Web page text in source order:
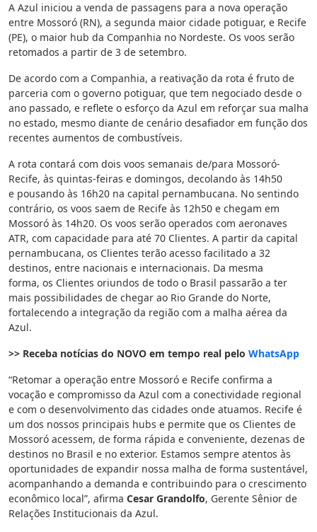
A Azul iniciou a venda de passagens para a nova operação
entre Mossoró (RN), a segunda maior cidade potiguar, e Recife
(PE), o maior hub da Companhia no Nordeste. Os voos serão
retomados a partir de 3 de setembro.
De acordo com a Companhia, a reativação da rota é fruto de
parceria com o governo potiguar, que tem negociado desde o
ano passado, e reflete o esforço da Azul em reforçar sua malha
no estado, mesmo diante de cenário desafiador em função dos
recentes aumentos de combustíveis.
A rota contará com dois voos semanais de/para Mossoró-
Recife, às quintas-feiras e domingos, decolando às 14h50
e pousando às 16h20 na capital pernambucana. No sentindo
contrário, os voos saem de Recife às 12h50 e chegam em
Mossoró às 14h20. Os voos serão operados com aeronaves
ATR, com capacidade para até 70 Clientes. A partir da capital
pernambucana, os Clientes terão acesso facilitado a 32
destinos, entre nacionais e internacionais. Da mesma
forma, os Clientes oriundos de todo o Brasil passarão a ter
mais possibilidades de chegar ao Rio Grande do Norte,
fortalecendo a integração da região com a malha aérea da
Azul.
>> Receba notícias do NOVO em tempo real pelo WhatsApp
“Retomar a operação entre Mossoró e Recife confirma a
vocação e compromisso da Azul com a conectividade regional
e com o desenvolvimento das cidades onde atuamos. Recife é
um dos nossos principais hubs e permite que os Clientes de
Mossoró acessem, de forma rápida e conveniente, dezenas de
destinos no Brasil e no exterior. Estamos sempre atentos às
oportunidades de expandir nossa malha de forma sustentável,
acompanhando a demanda e contribuindo para o crescimento
econômico local”, afirma Cesar Grandolfo, Gerente Sênior de
Relações Institucionais da Azul.